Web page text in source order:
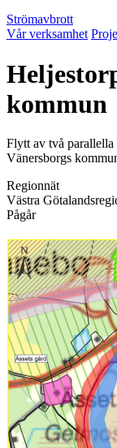
Strömavbrott
Vår verksamhet
kommun
Flytt av två
Vänersborgs
Regionnät
Västra
Pågår